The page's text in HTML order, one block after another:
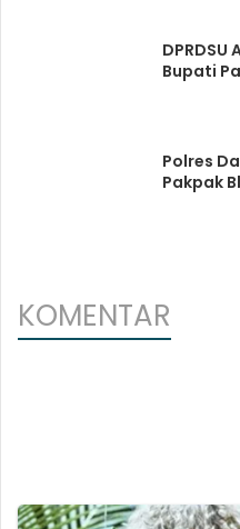
DPRDSU
Bupati
Polres
Pakpak
KOMENTAR